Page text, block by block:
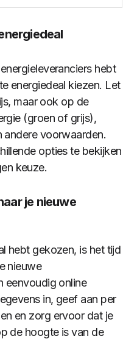
hebt
energiedeal kiezen. Let
maar ook op de
(groen of grijs),
andere voorwaarden.
opties te bekijken
keuze.
je nieuwe
hebt gekozen, is het tijd
nieuwe
eenvoudig online
in, geef aan per
en zorg ervoor dat je
de hoogte is van de